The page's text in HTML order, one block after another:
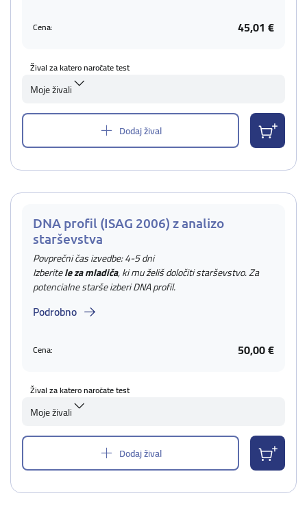
Cena: 45,01 €
Žival za katero naročate test
Moje živali
Dodaj žival
DNA profil (ISAG 2006) z analizo
starševstva
Povprečni čas izvedbe: 4-5 dni
Izberitele za mladiča, ki mu želiš določiti starševstvo. Za
potencialne starše izberi DNA profil.
Podrobno
Cena: 50,00 €
Žival za katero naročate test
Moje živali
Dodaj žival